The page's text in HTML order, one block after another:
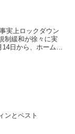
実上ロックダウン
制緩和が徐々に実
日から、ホームセ
ンとペスト